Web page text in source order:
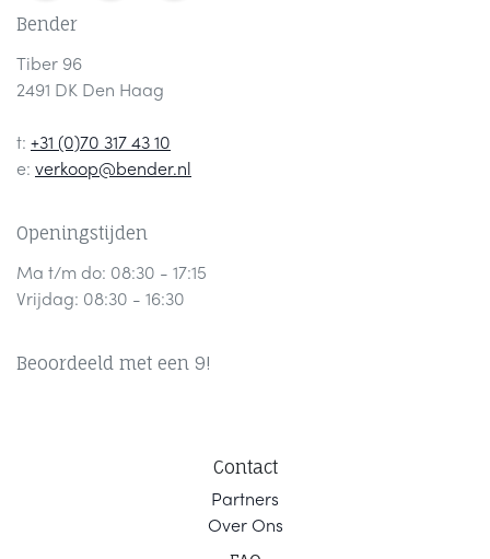
Bender
Tiber 96
2491 DK Den Haag
t: +31 (0)70 317 43 10
e: verkoop@bender.nl
Openingstijden
Ma t/m do: 08:30 - 17:15
Vrijdag: 08:30 - 16:30
Beoordeeld met een 9!
Contact
Partners
Over Ons